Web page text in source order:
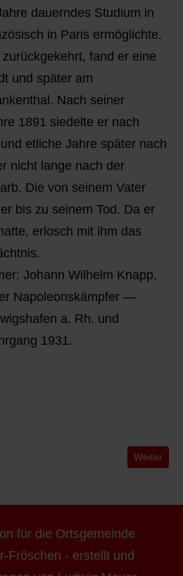
dauerndes Studium in
in Paris ermöglichte.
fand er eine
und später am
Nach seiner
1891 siedelte er nach
etliche Jahre später nach
nicht lange nach der
Die von seinem Vater
bis zu seinem Tod. Da er
erlosch mit ihm das
Johann Wilhelm Knapp,
Napoleonskämpfer —
a. Rh. und
1931.
Orgeln im Pirmasener- und
Nächster
Weiter
für die Ortsgemeinde
Fröschen - erstellt und